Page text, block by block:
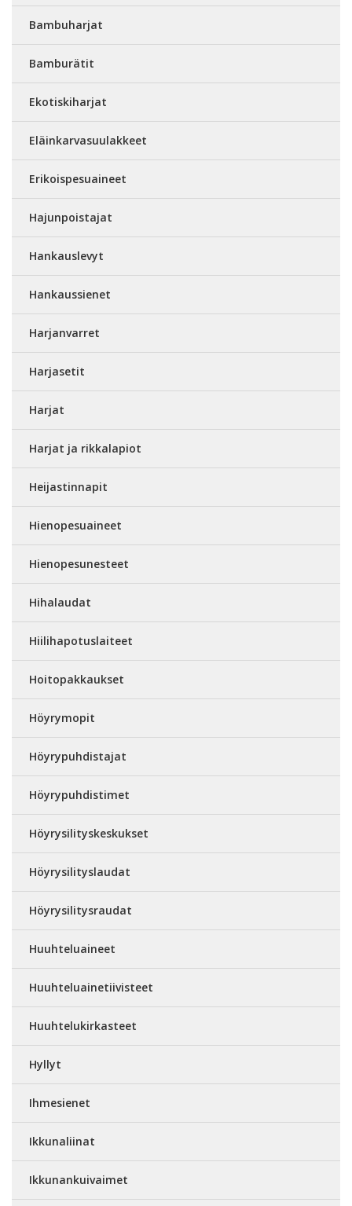
Bambuharjat
Bamburätit
Ekotiskiharjat
Eläinkarvasuulakkeet
Erikoispesuaineet
Hajunpoistajat
Hankauslevyt
Hankaussienet
Harjanvarret
Harjasetit
Harjat
Harjat ja rikkalapiot
Heijastinnapit
Hienopesuaineet
Hienopesunesteet
Hihalaudat
Hiilihapotuslaiteet
Hoitopakkaukset
Höyrymopit
Höyrypuhdistajat
Höyrypuhdistimet
Höyrysilityskeskukset
Höyrysilityslaudat
Höyrysilitysraudat
Huuhteluaineet
Huuhteluainetiivisteet
Huuhtelukirkasteet
Hyllyt
Ihmesienet
Ikkunaliinat
Ikkunankuivaimet